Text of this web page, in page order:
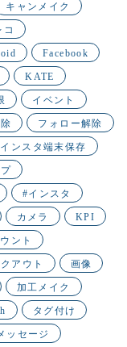
キャンメイク
コ
Facebook
KATE
イベント
フォロー解除
インスタ端末保存
#インスタ
カメラ KPI
ント
アウト 画像
加工メイク
タグ付け
ッセージ